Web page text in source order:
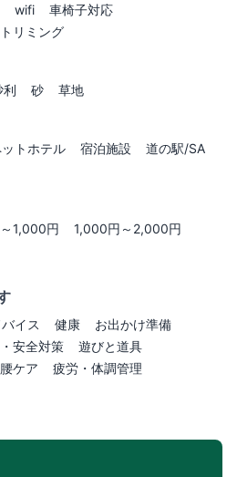
wifi
車椅子対応
リミング
利 砂 草地
トホテル 宿泊施設
道の駅/SA
1,000円
1,000円～2,000円
イス 健康
お出かけ準備
安全対策
遊びと道具
ケア
疲労・体調管理